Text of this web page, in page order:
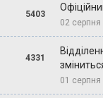
5403
02 серпня
4331
01 серпня